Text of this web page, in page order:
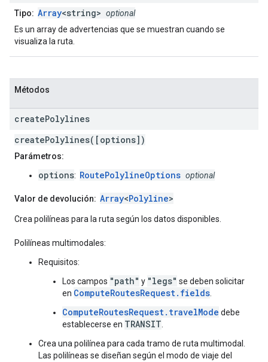
Tipo: Array<string> optional
Es un array de advertencias que se muestran cuando se
visualiza la ruta.
Métodos
createPolylines
createPolylines([options])
Parámetros:
options: RoutePolylineOptions optional
Valor de devolución: Array<Polyline>
Crea polilíneas para la ruta según los datos disponibles.
Polilíneas multimodales:
Requisitos:
Los campos "path" y "legs" se deben solicitar
en ComputeRoutesRequest.fields
ComputeRoutesRequest.travelMode debe
establecerse en TRANSIT
Crea una polilínea para cada tramo de ruta multimodal.
Las polilíneas se diseñan según el modo de viaje del